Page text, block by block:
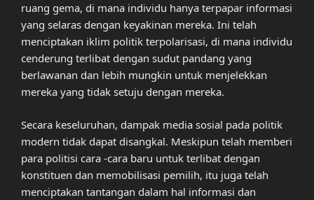
ruang gema, di mana individu hanya terpapar informasi
yang selaras dengan keyakinan mereka. Ini telah
menciptakan iklim politik terpolarisasi, di mana individu
cenderung terlibat dengan sudut pandang yang
berlawanan dan lebih mungkin untuk menjelekkan
mereka yang tidak setuju dengan mereka.
Secara keseluruhan, dampak media sosial pada politik
modern tidak dapat disangkal. Meskipun telah memberi
para politisi cara -cara baru untuk terlibat dengan
konstituen dan memobilisasi pemilih, itu juga telah
menciptakan tantangan dalam hal informasi dan